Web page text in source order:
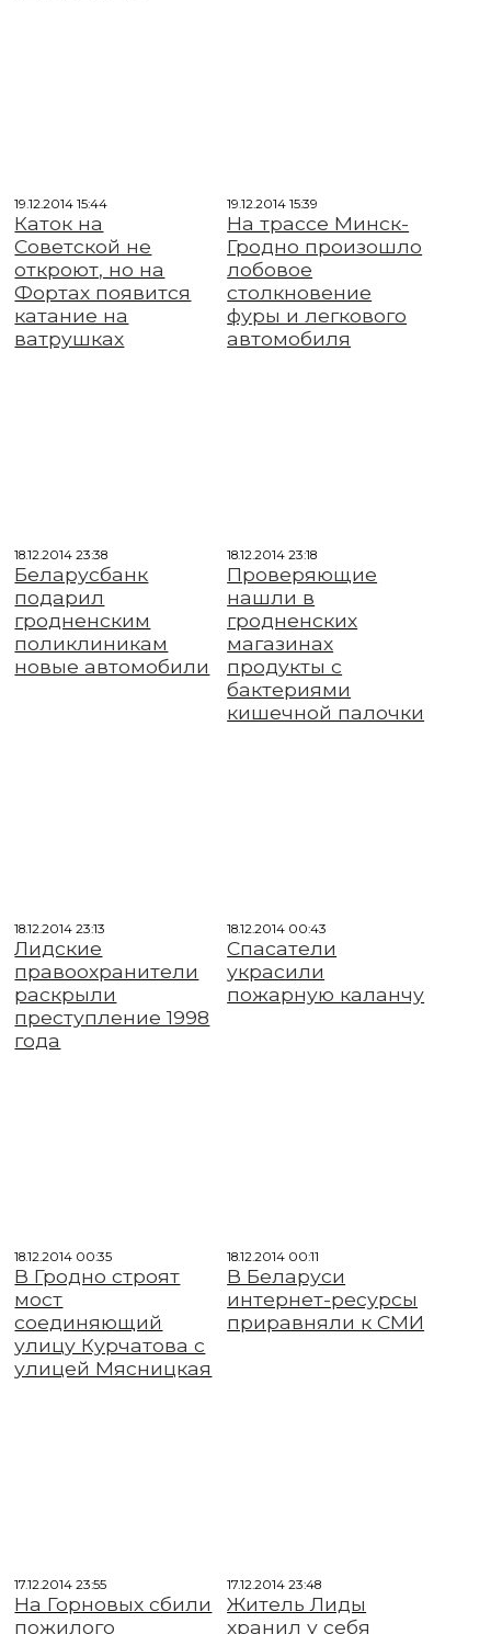
19.12.2014 15:44
Каток на
Советской не
откроют, но на
Фортах появится
катание на
ватрушках
19.12.2014 15:39
На трассе Минск-
Гродно произошло
лобовое
столкновение
фуры и легкового
автомобиля
18.12.2014 23:38
Беларусбанк
подарил
гродненским
поликлиникам
новые автомобили
18.12.2014 23:18
Проверяющие
нашли в
гродненских
магазинах
продукты с
бактериями
кишечной палочки
18.12.2014 23:13
Лидские
правоохранители
раскрыли
преступление 1998
года
18.12.2014 00:43
Спасатели
украсили
пожарную каланчу
18.12.2014 00:35
В Гродно строят
мост
соединяющий
улицу Курчатова с
улицей Мясницкая
18.12.2014 00:11
В Беларуси
интернет-ресурсы
приравняли к СМИ
17.12.2014 23:55
На Горновых сбили
пожилого
17.12.2014 23:48
Житель Лиды
хранил у себя